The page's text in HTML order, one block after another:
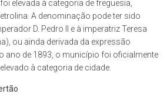
elevada à categoria de freguesia,
A denominação pode ter sido
D. Pedro II e à imperatriz Teresa
ou ainda derivada da expressão
ano de 1893, o município foi oficialmente
à categoria de cidade.